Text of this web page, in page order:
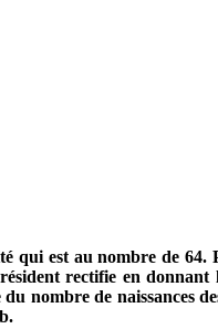
est au nombre de 64.
rectifie en
nombre de naissances